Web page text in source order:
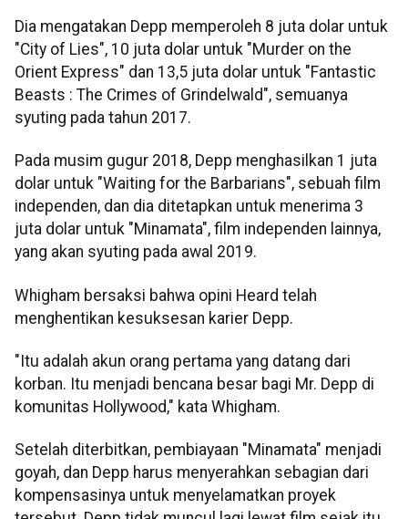
Dia mengatakan Depp memperoleh 8 juta dolar untuk
"City of Lies", 10 juta dolar untuk "Murder on the
Orient Express" dan 13,5 juta dolar untuk "Fantastic
Beasts : The Crimes of Grindelwald", semuanya
syuting pada tahun 2017.
Pada musim gugur 2018, Depp menghasilkan 1 juta
dolar untuk "Waiting for the Barbarians", sebuah film
independen, dan dia ditetapkan untuk menerima 3
juta dolar untuk "Minamata", film independen lainnya,
yang akan syuting pada awal 2019.
Whigham bersaksi bahwa opini Heard telah
menghentikan kesuksesan karier Depp.
"Itu adalah akun orang pertama yang datang dari
korban. Itu menjadi bencana besar bagi Mr. Depp di
komunitas Hollywood," kata Whigham.
Setelah diterbitkan, pembiayaan "Minamata" menjadi
goyah, dan Depp harus menyerahkan sebagian dari
kompensasinya untuk menyelamatkan proyek